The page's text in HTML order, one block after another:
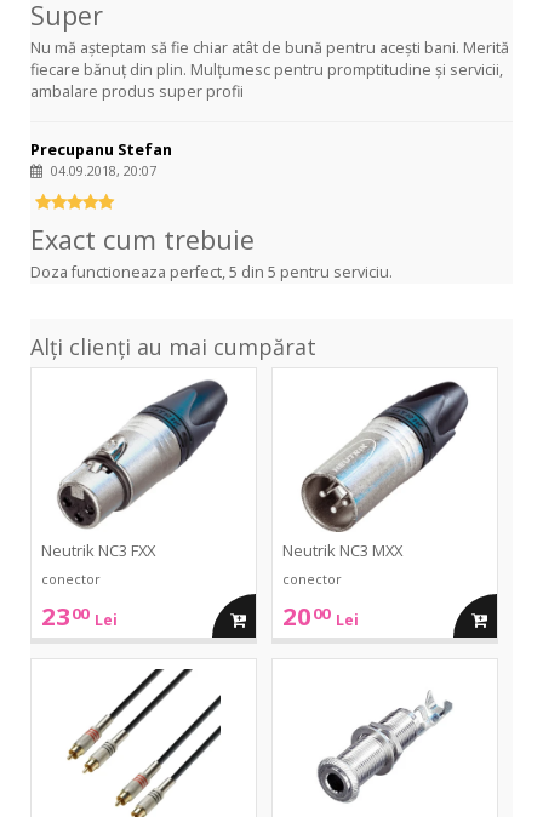
Super
Nu mă așteptam să fie chiar atât de bună pentru acești bani. Merită
fiecare bănuț din plin. Mulțumesc pentru promptitudine și servicii,
ambalare produs super profii
Precupanu Stefan
04.09.2018, 20:07
Exact cum trebuie
Doza functioneaza perfect, 5 din 5 pentru serviciu.
Alți clienți au mai cumpărat
Neutrik NC3 FXX
conector
2300 Lei adauga
cos
Neutrik NC3 MXX
conector
2000 Lei adauga
Plugs